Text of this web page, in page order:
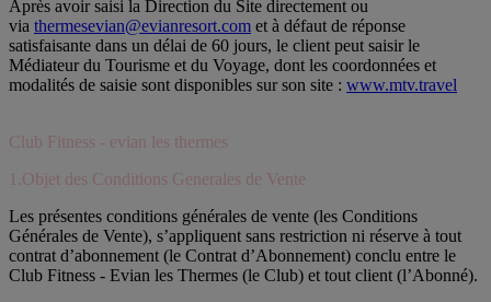
Après avoir saisi la Direction du Site directement ou
via thermesevian@evianresort.com et à défaut de réponse
satisfaisante dans un délai de 60 jours, le client peut saisir le
Médiateur du Tourisme et du Voyage, dont les coordonnées et
modalités de saisie sont disponibles sur son site : www.mtv.travel
Club Fitness - evian les thermes
1.Objet des Conditions Generales de Vente
Les présentes conditions générales de vente (les Conditions
Générales de Vente), s’appliquent sans restriction ni réserve à tout
contrat d’abonnement (le Contrat d’Abonnement) conclu entre le
Club Fitness - Evian les Thermes (le Club) et tout client (l’Abonné).